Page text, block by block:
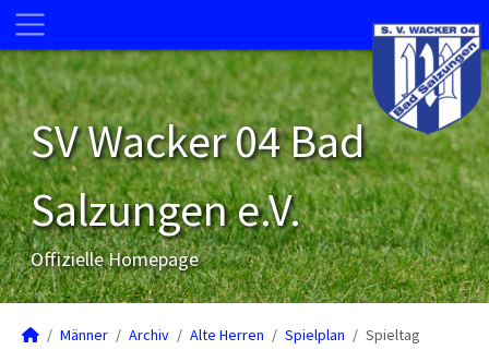
SV Wacker 04 Bad
Salzungen e.V.
Offizielle Homepage
Männer Archiv Alte Herren Spielplan Spieltag